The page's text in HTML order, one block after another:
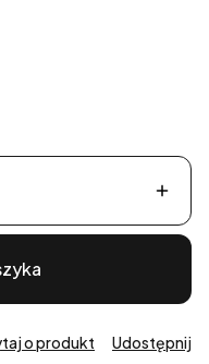
o produkt Udostępnij